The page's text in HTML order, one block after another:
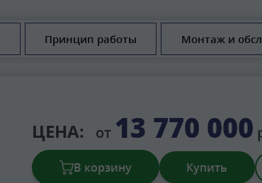
Принцип работы Монтаж и
ЦЕНА: от 13 770 000
В корзину Купить